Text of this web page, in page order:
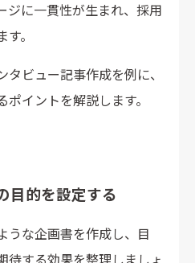
ジに一貫性が生まれ、採用
。
ビュー記事作成を例に、
イントを解説します。
目的を設定する
うな企画書を作成し、目